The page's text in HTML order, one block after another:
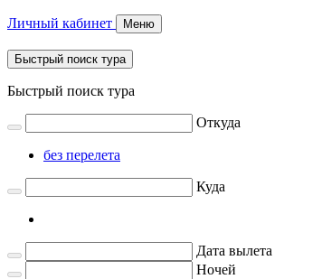
Личный кабинет Меню
Быстрый поиск тура
Быстрый поиск тура
Откуда
без перелета
Куда
Дата вылета
Ночей